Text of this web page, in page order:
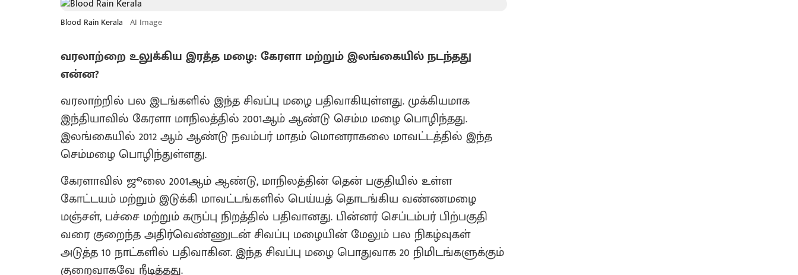
Blood Rain Kerala AI Image
வரலாற்றை உலுக்கிய இரத்த மழை: கேரளா மற்றும் இலங்கையில் நடந்தது
என்ன?
வரலாற்றில் பல இடங்களில் இந்த சிவப்பு மழை பதிவாகியுள்ளது. முக்கியமாக
இந்தியாவில் கேரளா மாநிலத்தில் 2001ஆம் ஆண்டு செம்ம மழை பொழிந்தது.
இலங்கையில் 2012 ஆம் ஆண்டு நவம்பர் மாதம் மொனராகலை மாவட்டத்தில் இந்த
செம்மழை பொழிந்துள்ளது.
கேரளாவில் ஜூலை 2001ஆம் ஆண்டு, மாநிலத்தின் தென் பகுதியில் உள்ள
கோட்டயம் மற்றும் இடுக்கி மாவட்டங்களில் பெய்யத் தொடங்கிய வண்ணமழை
மஞ்சள், பச்சை மற்றும் கருப்பு நிறத்தில் பதிவானது. பின்னர் செப்டம்பர் பிற்பகுதி
வரை குறைந்த அதிர்வெண்ணுடன் சிவப்பு மழையின் மேலும் பல நிகழ்வுகள்
அடுத்த 10 நாட்களில் பதிவாகின. இந்த சிவப்பு மழை பொதுவாக 20 நிமிடங்களுக்கும்
குறைவாகவே நீடித்தது.